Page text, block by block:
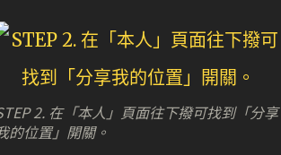
2. 在「本人」頁面往下撥可找到「分享
的位置」開關。